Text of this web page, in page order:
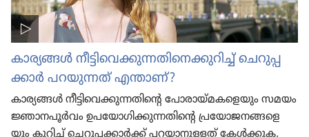
കാര്യങ്ങൾ നീട്ടി​വെ​ക്കു​ന്ന​തി​നെ​ക്കു​റിച്ച്‌ ചെറു​പ്പ​
ക്കാർ പറയു​ന്നത്‌ എന്താണ്‌?
കാര്യങ്ങൾ നീട്ടി​വെ​ക്കു​ന്ന​തി​ന്റെ പോരാ​യ്‌മ​ക​ളെ​യും സമയം
ജ്ഞാനപൂർവം ഉപയോ​ഗി​ക്കു​ന്ന​തി​ന്റെ പ്രയോ​ജ​ന​ങ്ങ​ളെ​
യും കുറിച്ച്‌ ചെറു​പ്പ​ക്കാർക്ക്‌ പറയാ​നു​ള്ളത്‌ കേൾക്കുക.